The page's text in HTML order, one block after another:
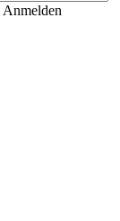
Anmelden